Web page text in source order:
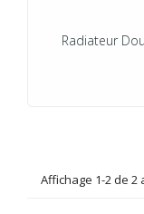
Radiateur
Affichage 1-2 de 2